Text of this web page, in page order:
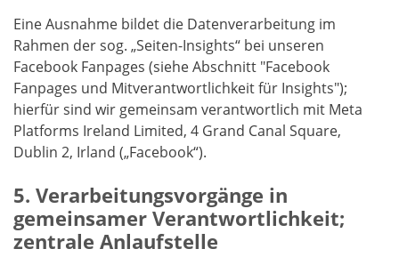
Eine Ausnahme bildet die Datenverarbeitung im
Rahmen der sog. „Seiten-Insights“ bei unseren
Facebook Fanpages (siehe Abschnitt "Facebook
Fanpages und Mitverantwortlichkeit für Insights");
hierfür sind wir gemeinsam verantwortlich mit Meta
Platforms Ireland Limited, 4 Grand Canal Square,
Dublin 2, Irland („Facebook“).
Verarbeitungsvorgänge in
gemeinsamer Verantwortlichkeit;
zentrale Anlaufstelle